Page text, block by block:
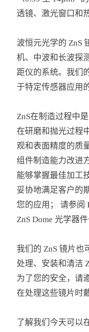
透镜、激光窗口和
波恒元光学的 ZnS
机、中波和长波探
距仪的系统。我们
于特定传感器应用
ZnS在制造过程中
在研磨和抛光过程
观和表面精度的质
组件制造能力改进
能够掌握最佳加工
妥协地满足客户的
您的应用； 请参阅
ZnS Dome 光学器
我们的 ZnS 镜片也
处理、安装和清洁
为了您的安全，请
在处理这些镜片时
了解我们今天可以